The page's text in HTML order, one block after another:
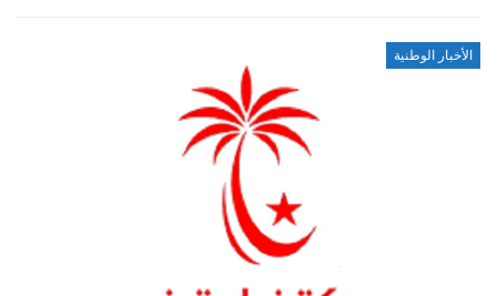
الأخبار الوطنية